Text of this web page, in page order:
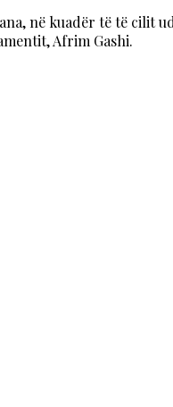
në kuadër të të cilit
Afrim Gashi.